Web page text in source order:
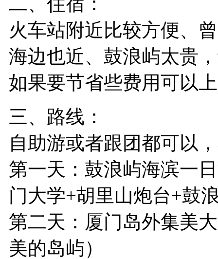
火车站附近比较方便、
海边也近、鼓浪屿太贵
如果要节省些费用可以上
三、路线：
自助游或者跟团都可以
第一天：鼓浪屿海滨一
门大学+胡里山炮台+鼓
第二天：厦门岛外集美
美的岛屿）